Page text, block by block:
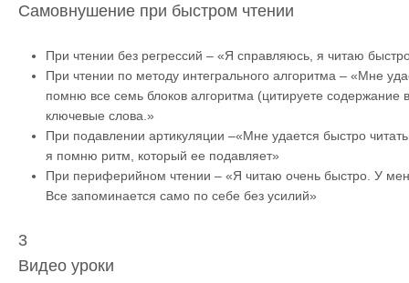
Самовнушение при быстром чтении
При чтении без регрессий – «Я справляюсь, я читаю
При чтении по методу интегрального алгоритма – «Мне
помню все семь блоков алгоритма (цитируете содержание
ключевые слова.»
При подавлении артикуляции –«Мне удается быстро
я помню ритм, который ее подавляет»
При периферийном чтении – «Я читаю очень быстро. У
Все запоминается само по себе без усилий»
3
Видео уроки